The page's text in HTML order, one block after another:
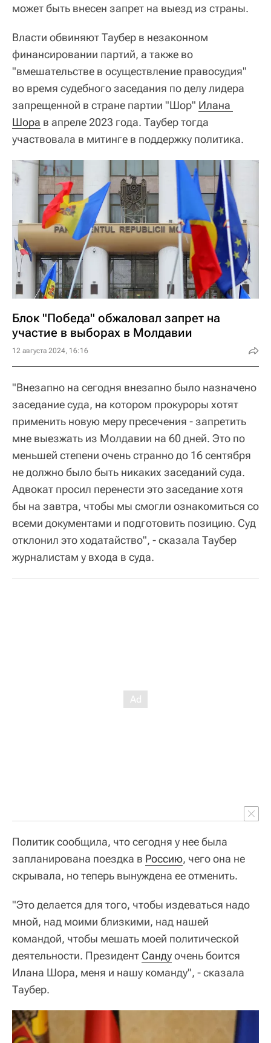
может быть внесен запрет на выезд из страны.
Власти обвиняют Таубер в незаконном
финансировании партий, а также во
"вмешательстве в осуществление правосудия"
во время судебного заседания по делу лидера
запрещенной в стране партии "Шор" Илана
Шора в апреле 2023 года. Таубер тогда
участвовала в митинге в поддержку политика.
Блок "Победа" обжаловал запрет на
участие в выборах в Молдавии
12 августа 2024, 16:16
"Внезапно на сегодня внезапно было назначено
заседание суда, на котором прокуроры хотят
применить новую меру пресечения - запретить
мне выезжать из Молдавии на 60 дней. Это по
меньшей степени очень странно до 16 сентября
не должно было быть никаких заседаний суда.
Адвокат просил перенести это заседание хотя
бы на завтра, чтобы мы смогли ознакомиться со
всеми документами и подготовить позицию. Суд
отклонил это ходатайство", - сказала Таубер
журналистам у входа в суда.
Политик сообщила, что сегодня у нее была
запланирована поездка в Россию, чего она не
скрывала, но теперь вынуждена ее отменить.
"Это делается для того, чтобы издеваться надо
мной, над моими близкими, над нашей
командой, чтобы мешать моей политической
деятельности. Президент Сандуочень боится
Илана Шора, меня и нашу команду", - сказала
Таубер.